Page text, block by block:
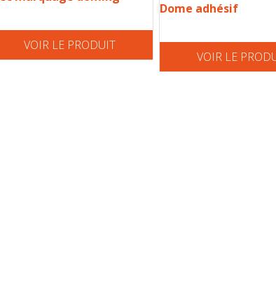
VOIR LE PRODUIT
Dome adhésif
VOIR LE